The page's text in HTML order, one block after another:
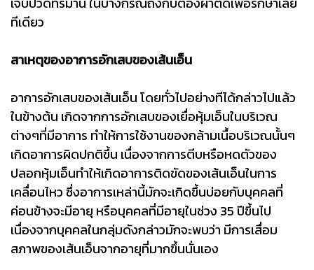
ทีเดียว
สาเหตุของอาการอักเสบของเส้นเอ็น
อาการอักเสบของเส้นเอ็น โดยทั่วไปอย่างทีได้กล่าวไปแล้ว
ในข้างต้น เกิดจากการอักเสบของเยื่อหุ้มเอ็นในบริเวณ
ต่างๆที่มีอาการ ทำให้การใช้งานของกล้ามเนื้อบริเวณนั้นๆ
เกิดอาการผิดปกติขึ้น เนื่องจากการตีบหรือหดตัวของ
ปลอกหุ้มเอ็นทำให้เกิดอาการติดขัดของเส้นเอ็นในการ
เคลื่อนไหว ซึ่งอาการเหล่านี้มักจะเกิดขึ้นบ่อยกับบุคคลที่
ค่อนข้างจะมีอายุ หรือบุคคลที่มีอายุในช่วง 35 ปีขึ้นไป
เนื่องจากบุคคลในกลุ่มดังกล่าวมักจะพบว่า มีการเสื่อม
สภาพของเส้นเอ็นจากอายุที่มากขึ้นนั่นเอง